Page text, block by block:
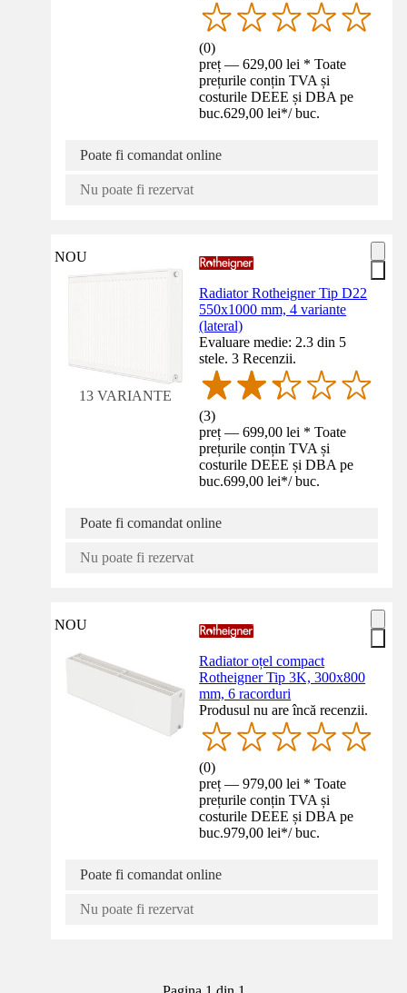
(0)
preț — 629,00 lei * Toate
prețurile conțin TVA și
costurile DEEE și DBA pe
buc.629,00 lei*/ buc.
Poate fi comandat online
Nu poate fi rezervat
NOU
13 VARIANTE
Radiator Rotheigner Tip D22
550x1000 mm, 4 variante
(lateral)
Evaluare medie: 2.3 din 5
stele. 3 Recenzii.
(3)
preț — 699,00 lei * Toate
prețurile conțin TVA și
costurile DEEE și DBA pe
buc.699,00 lei*/ buc.
Poate fi comandat online
Nu poate fi rezervat
NOU
Radiator oțel compact
Rotheigner Tip 3K, 300x800
mm, 6 racorduri
Produsul nu are încă recenzii.
(0)
preț — 979,00 lei * Toate
prețurile conțin TVA și
costurile DEEE și DBA pe
buc.979,00 lei*/ buc.
Poate fi comandat online
Nu poate fi rezervat